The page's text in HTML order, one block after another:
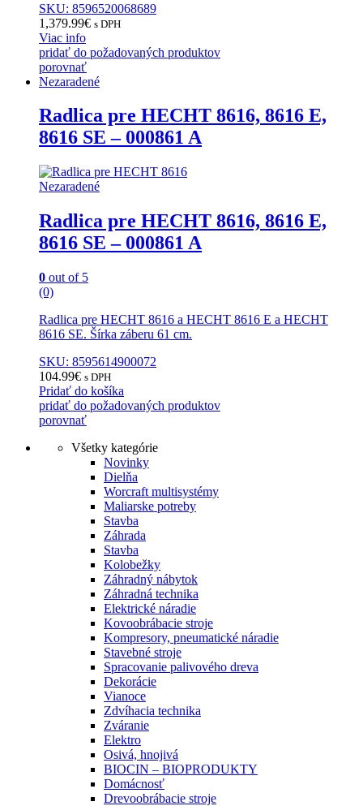
SKU: 8596520068689
1,379.99€ s DPH
Viac info
pridať do požadovaných produktov
porovnať
Nezaradené
Radlica pre HECHT 8616, 8616 E,
8616 SE – 000861 A
Nezaradené
Radlica pre HECHT 8616, 8616 E,
8616 SE – 000861 A
0 out of 5
(0)
Radlica pre HECHT 8616 a HECHT 8616 E a HECHT
8616 SE. Šírka záberu 61 cm.
SKU: 8595614900072
104.99€ s DPH
Pridať do košíka
pridať do požadovaných produktov
porovnať
Všetky kategórie
Novinky
Dielňa
Worcraft multisystémy
Maliarske potreby
Stavba
Záhrada
Stavba
Kolobežky
Záhradný nábytok
Záhradná technika
Elektrické náradie
Kovoobrábacie stroje
Kompresory, pneumatické náradie
Stavebné stroje
Spracovanie palivového dreva
Dekorácie
Vianoce
Zdvíhacia technika
Zváranie
Elektro
Osivá, hnojivá
BIOCIN – BIOPRODUKTY
Domácnosť
Drevoobrábacie stroje